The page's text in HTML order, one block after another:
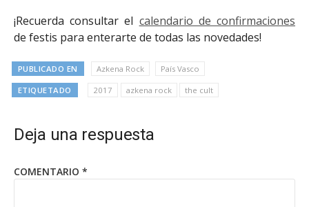
¡Recuerda consultar el calendario de confirmaciones
de festis para enterarte de todas las novedades!
PUBLICADO EN Azkena Rock País Vasco
ETIQUETADO 2017 azkena rock the cult
Deja una respuesta
COMENTARIO *